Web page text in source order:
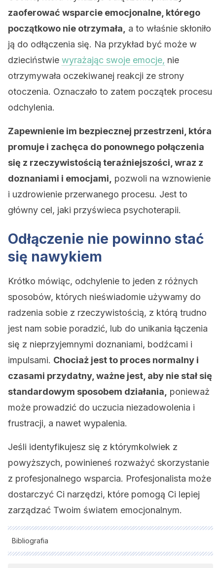
zaoferować wsparcie emocjonalne, którego
początkowo nie otrzymała,
a to właśnie skłoniło
ją do odłączenia się. Na przykład być może w
dzieciństwie wyrażając swoje emocje, nie
otrzymywała oczekiwanej reakcji ze strony
otoczenia. Oznaczało to zatem początek procesu
odchylenia.
Zapewnienie im bezpiecznej przestrzeni, która
promuje i zachęca do ponownego połączenia
się z rzeczywistością teraźniejszości, wraz z
doznaniami i emocjami,
pozwoli na wznowienie
i uzdrowienie przerwanego procesu. Jest to
główny cel, jaki przyświeca psychoterapii.
Odłączenie nie powinno stać
się nawykiem
Krótko mówiąc, odchylenie to jeden z różnych
sposobów, których nieświadomie używamy do
radzenia sobie z rzeczywistością, z którą trudno
jest nam sobie poradzić, lub do unikania łączenia
się z nieprzyjemnymi doznaniami, bodźcami i
impulsami. Chociaż jest to proces normalny i
czasami przydatny, ważne jest, aby nie stał się
standardowym sposobem działania,
ponieważ
może prowadzić do uczucia niezadowolenia i
frustracji, a nawet wypalenia.
Jeśli identyfikujesz się z którymkolwiek z
powyższych, powinieneś rozważyć skorzystanie
z profesjonalnego wsparcia. Profesjonalista może
dostarczyć Ci narzędzi, które pomogą Ci lepiej
zarządzać Twoim światem emocjonalnym.
Bibliografia
Wszystkie cytowane źródła zostały gruntownie